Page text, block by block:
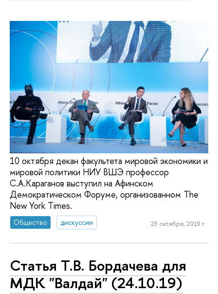
10 октября декан факультета мировой экономики и
мировой политики НИУ ВШЭ профессор
С.А.Караганов выступил на Афинском
Демократическом Форуме, организованном The
New York Times.
Общество дискуссии 25 октября, 2019 г.
Статья Т.В. Бордачева для
МДК "Валдай" (24.10.19)